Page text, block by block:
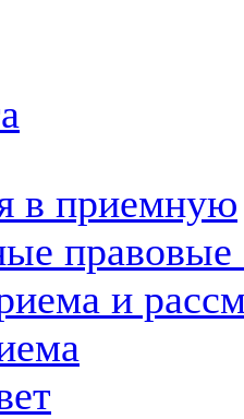
в приемную
правовые
и